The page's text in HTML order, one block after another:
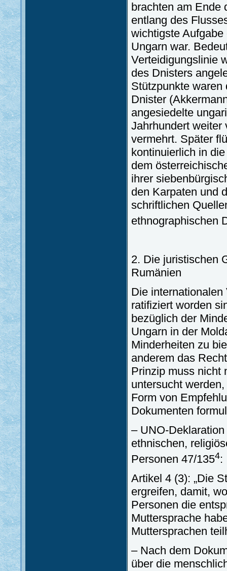
brachten am Ende
entlang des
wichtigste
Ungarn war.
Verteidigungslinie
des Dnisters
Stützpunkte
Dnister
angesiedelte
Jahrhundert weiter
vermehrt. Später
kontinuierlich in
dem
ihrer
den Karpaten und
schriftlichen
ethnographischen
2. Die juristischen
Rumänien
Die
ratifiziert worden
bezüglich der
Ungarn in der
Minderheiten zu
anderem das
Prinzip muss nicht
untersucht
Form von
Dokumenten
– UNO-
ethnischen,
Personen 47/1354:
Artikel 4 (3): „Die
ergreifen, damit,
Personen die
Muttersprache
Muttersprachen
– Nach dem
über die